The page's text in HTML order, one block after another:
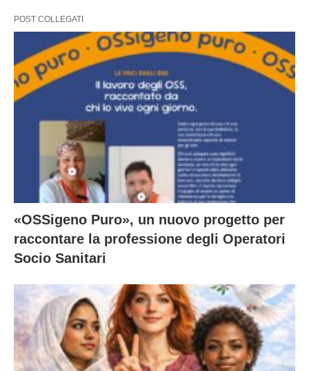
POST COLLEGATI
«OSSigeno Puro», un nuovo progetto per
raccontare la professione degli Operatori
Socio Sanitari